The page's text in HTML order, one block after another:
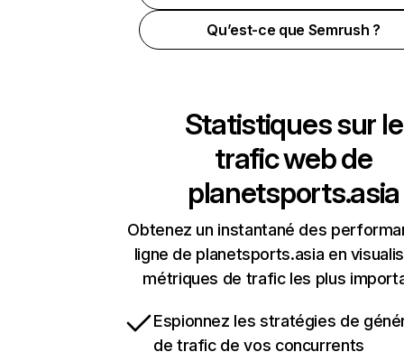
Qu’est-ce que Semrush ?
Statistiques sur le
trafic web de
planetsports.asia
Obtenez un instantané des
ligne de planetsports.asia en
métriques de trafic les plus
Espionnez les stratégies de
de trafic de vos concurrents